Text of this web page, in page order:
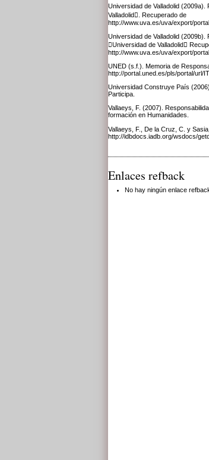
Universidad de Valladolid
Valladolid. Recuperado de
http://www.uva.es/uva/export/
Universidad de Valladolid (2009b).
Universidad de Valladolid
http://www.uva.es/uva/export/
UNED (s.f.). Memoria de
http://portal.uned.es/pls/portal/url/
Universidad Construye País
Participa.
Vallaeys, F. (2007).
formación en Humanidades.
Vallaeys, F., De la Cruz, C. y
http://idbdocs.iadb.org/wsdocs/
Enlaces refback
No hay ningún enlace